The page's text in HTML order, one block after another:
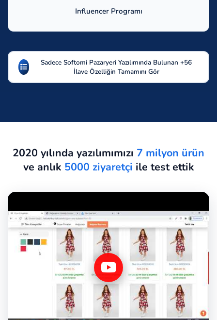
Influencer Programı
Sadece Softomi Pazaryeri Yazılımında Bulunan +56
İlave Özelliğin Tamamını Gör
2020 yılında yazılımımızı 7 milyon ürün
ve anlık 5000 ziyaretçi ile test ettik